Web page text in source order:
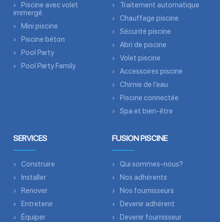
Piscine avec volet
immergé
Mini piscine
Piscine béton
Pool Party
Pool Party Family
Traitement automatique
Chauffage piscine
Sécurité piscine
Abri de piscine
Volet piscine
Accessoires piscine
Chimie de l’eau
Piscine connectée
Spa et bien-être
SERVICES
Construire
Installer
Renover
Entretenir
Équiper
FUSION PISCINE
Qui sommes-nous?
Nos adhérents
Nos fournisseurs
Devenir adhérent
Devenir fournisseur